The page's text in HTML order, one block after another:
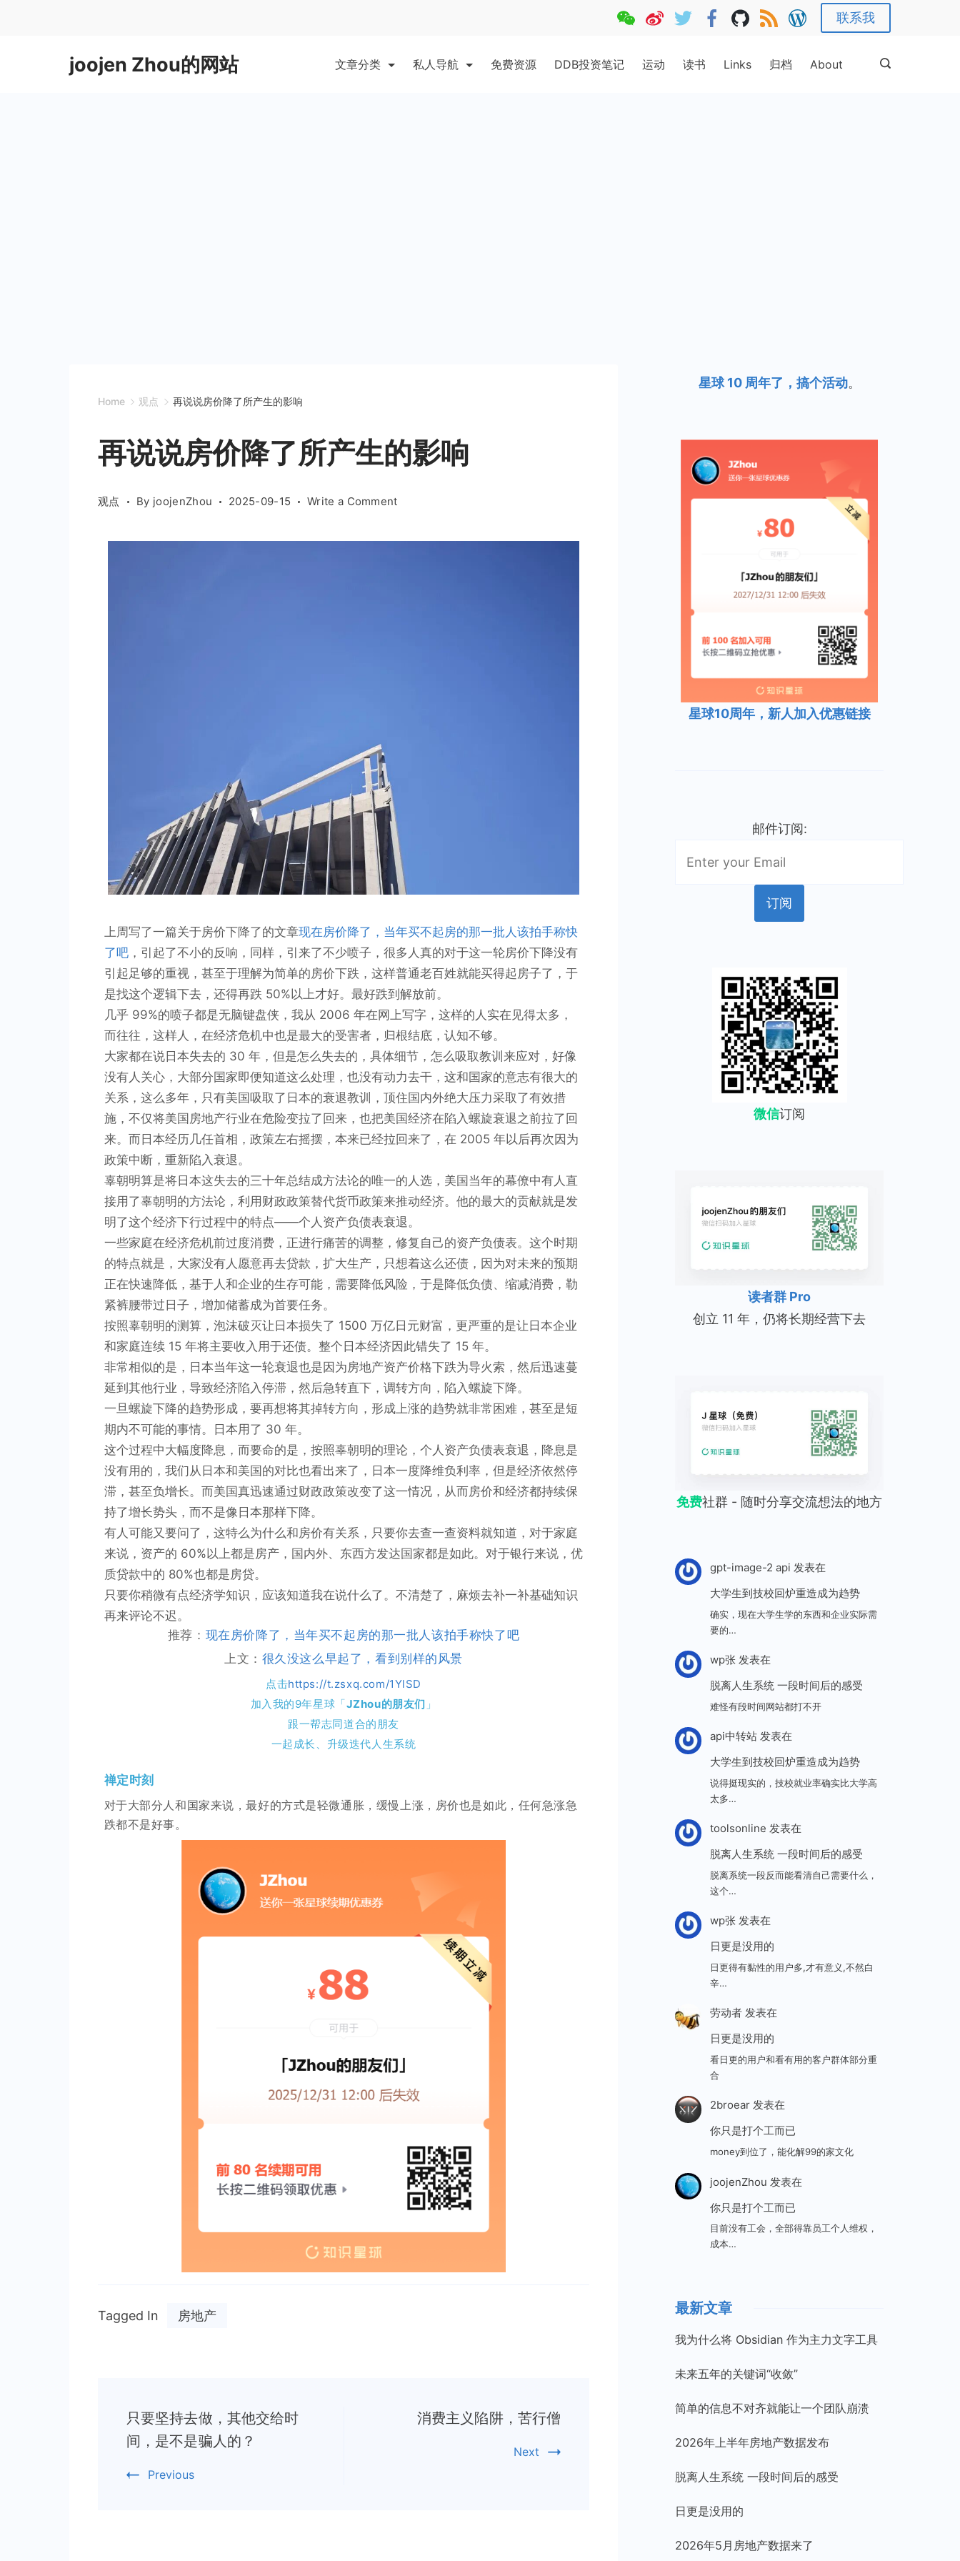
联系我
joojen Zhou的网站 文章分类 私人导航 免费资源 DDB投资笔记 运动 读书 Links 归档 About
Home 观点 再说说房价降了所产生的影响
再说说房价降了所产生的影响
观点 By joojenZhou 2025-09-15 Write a Commenton
说
上周写了一篇关于房价下降了的文章现在房价降了，当年买不起房的那一批人该拍手称快
了吧，引起了不小的反响，同样，引来了不少喷子，很多人真的对于这一轮房价下降没有
引起足够的重视，甚至于理解为简单的房价下跌，这样普通老百姓就能买得起房子了，于
是找这个逻辑下去，还得再跌 50%以上才好。最好跌到解放前。
几乎 99%的喷子都是无脑键盘侠，我从 2006 年在网上写字，这样的人实在见得太多，
而往往，这样人，在经济危机中也是最大的受害者，归根结底，认知不够。
大家都在说日本失去的 30 年，但是怎么失去的，具体细节，怎么吸取教训来应对，好像
没有人关心，大部分国家即便知道这么处理，也没有动力去干，这和国家的意志有很大的
关系，这么多年，只有美国吸取了日本的衰退教训，顶住国内外绝大压力采取了有效措
施，不仅将美国房地产行业在危险变拉了回来，也把美国经济在陷入螺旋衰退之前拉了回
来。而日本经历几任首相，政策左右摇摆，本来已经拉回来了，在 2005 年以后再次因为
政策中断，重新陷入衰退。
辜朝明算是将日本这失去的三十年总结成方法论的唯一的人选，美国当年的幕僚中有人直
接用了辜朝明的方法论，利用财政政策替代货币政策来推动经济。他的最大的贡献就是发
明了这个经济下行过程中的特点——个人资产负债表衰退。
一些家庭在经济危机前过度消费，正进行痛苦的调整，修复自己的资产负债表。这个时期
的特点就是，大家没有人愿意再去贷款，扩大生产，只想着这么还债，因为对未来的预期
正在快速降低，基于人和企业的生存可能，需要降低风险，于是降低负债、缩减消费，勒
紧裤腰带过日子，增加储蓄成为首要任务。
按照辜朝明的测算，泡沫破灭让日本损失了 1500 万亿日元财富，更严重的是让日本企业
和家庭连续 15 年将主要收入用于还债。整个日本经济因此错失了 15 年。
非常相似的是，日本当年这一轮衰退也是因为房地产资产价格下跌为导火索，然后迅速蔓
延到其他行业，导致经济陷入停滞，然后急转直下，调转方向，陷入螺旋下降。
一旦螺旋下降的趋势形成，要再想将其掉转方向，形成上涨的趋势就非常困难，甚至是短
期内不可能的事情。日本用了 30 年。
这个过程中大幅度降息，而要命的是，按照辜朝明的理论，个人资产负债表衰退，降息是
没有用的，我们从日本和美国的对比也看出来了，日本一度降维负利率，但是经济依然停
滞，甚至负增长。而美国真迅速通过财政政策改变了这一情况，从而房价和经济都持续保
持了增长势头，而不是像日本那样下降。
有人可能又要问了，这特么为什么和房价有关系，只要你去查一查资料就知道，对于家庭
来说，资产的 60%以上都是房产，国内外、东西方发达国家都是如此。对于银行来说，优
质贷款中的 80%也都是房贷。
只要你稍微有点经济学知识，应该知道我在说什么了。不清楚了，麻烦去补一补基础知识
再来评论不迟。
推荐： 现在房价降了，当年买不起房的那一批人该拍手称快了吧
上文： 很久没这么早起了，看到别样的风景
点击https://t.zsxq.com/1YlSD
加入我的9年星球「JZhou的朋友们 」
跟一帮志同道合的朋友
一起成长、升级迭代人生系统
禅定时刻
对于大部分人和国家来说，最好的方式是轻微通胀，缓慢上涨，房价也是如此，任何急涨急
跌都不是好事。
Tagged In 房地产
Navigation
只要坚持去做，其他交给时
间，是不是骗人的？
Previous
消费主义陷阱，苦行僧
Next
星球 10 周年了，搞个活动。
星球10周年，新人加入优惠链接
邮件订阅:
微信订阅
读者群 Pro
创立 11 年，仍将长期经营下去
免费社群 - 随时分享交流想法的地方
gpt-image-2 api 发表在
大学生到技校回炉重造成为趋势
确实，现在大学生学的东西和企业实际需
要的…
wp张发表在
脱离人生系统 一段时间后的感受
难怪有段时间网站都打不开
api中转站发表在
大学生到技校回炉重造成为趋势
说得挺现实的，技校就业率确实比大学高
太多…
toolsonline 发表在
脱离人生系统 一段时间后的感受
脱离系统一段反而能看清自己需要什么，
这个…
wp张发表在
日更是没用的
日更得有黏性的用户多,才有意义,不然白
辛…
劳动者发表在
日更是没用的
看日更的用户和看有用的客户群体部分重
合
2broear发表在
你只是打个工而已
money到位了，能化解99的家文化
joojenZhou 发表在
你只是打个工而已
目前没有工会，全部得靠员工个人维权，
成本…
最新文章
我为什么将 Obsidian 作为主力文字工具
未来五年的关键词“收敛”
简单的信息不对齐就能让一个团队崩溃
2026年上半年房地产数据发布
脱离人生系统 一段时间后的感受
日更是没用的
2026年5月房地产数据来了